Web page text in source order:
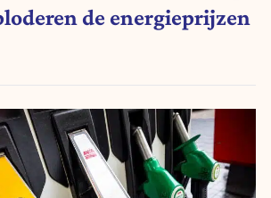
de energieprijzen